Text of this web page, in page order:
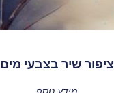
ציפור שיר בצבעי מים